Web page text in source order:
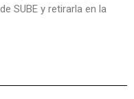
SUBE y retirarla en la